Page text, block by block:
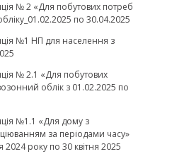
№ 2 «Для побутових потреб
по 30.04.2025
№1 НП для населення з
№ 2.1 «Для побутових
облік з 01.02.2025 по
№1.1 «Для дому з
за періодами часу»
2024 року по 30 квітня 2025